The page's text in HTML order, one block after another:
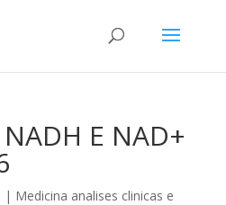
E NAD+
| Medicina analises clinicas e